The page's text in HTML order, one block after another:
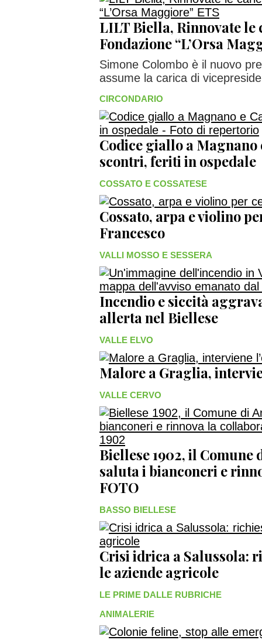
LILT Biella, Rinnovate le
Fondazione “L’Orsa
Simone Colombo è il nuovo
assume la carica di
CIRCONDARIO
Codice giallo a Magnano
scontri, feriti in ospedale
COSSATO E COSSATESE
Cossato, arpa e violino
Francesco
VALLI MOSSO E SESSERA
Incendio e siccità
allerta nel Biellese
VALLE ELVO
Malore a Graglia,
VALLE CERVO
Biellese 1902, il Comune
saluta i bianconeri e
FOTO
BASSO BIELLESE
Crisi idrica a Salussola:
le aziende agricole
LE PRIME DALLE RUBRICHE
ANIMALERIE